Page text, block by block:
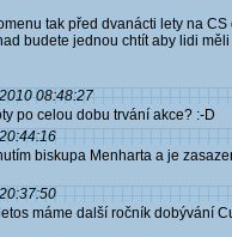
tak před dvanácti lety na
budete jednou chtít aby lidi
08:48:27
po celou dobu trvání akce? :-D
biskupa Menharta a je
máme další ročník dobývání